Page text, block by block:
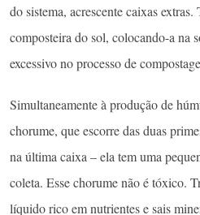
do sistema, acrescente caixas extras.
composteira do sol, colocando-a na
excessivo no processo de
Simultaneamente à produção de
chorume, que escorre das duas
na última caixa – ela tem uma
coleta. Esse chorume não é tóxico.
líquido rico em nutrientes e sais